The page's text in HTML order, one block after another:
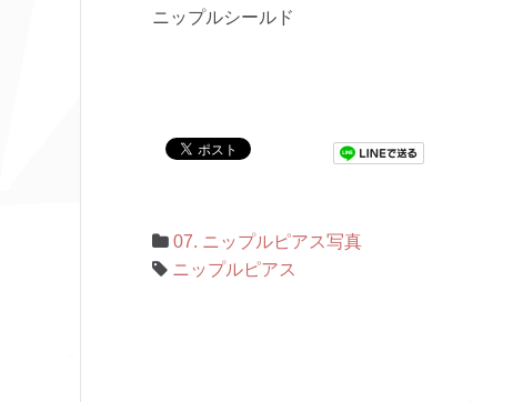
ニップルシールド
07. ニップルピアス写真
ニップルピアス